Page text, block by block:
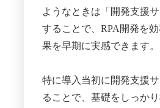
ようなときは「開発支援
することで、RPA開発を
果を早期に実感できます。
特に導入当初に開発支援
ることで、基礎をしっか